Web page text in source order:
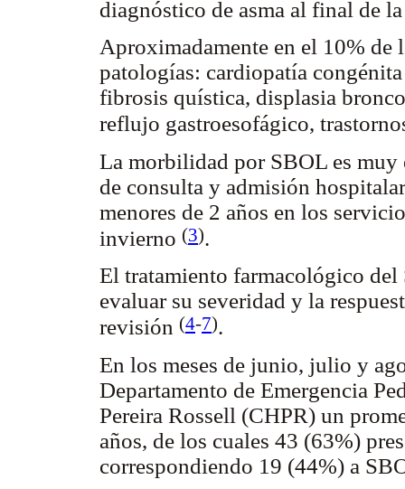
diagnóstico de asma al final de
Aproximadamente en el 10% de
patologías: cardiopatía
fibrosis quística, displasia
reflujo gastroesofágico,
La morbilidad por SBOL es
de consulta y admisión
menores de 2 años en los
invierno (3).
El tratamiento farmacológico
evaluar su severidad y la
revisión (4-7).
En los meses de junio, julio y
Departamento de Emergencia
Pereira Rossell (CHPR) un
años, de los cuales 43 (63%)
correspondiendo 19 (44%) a